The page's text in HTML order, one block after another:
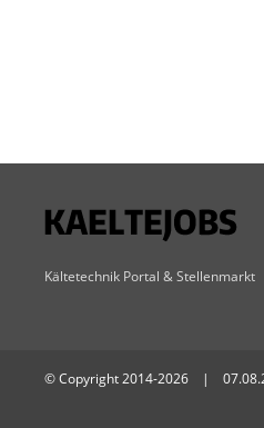
Kältetechnik Portal & Stellenmarkt
© Copyright 2014-2026 |